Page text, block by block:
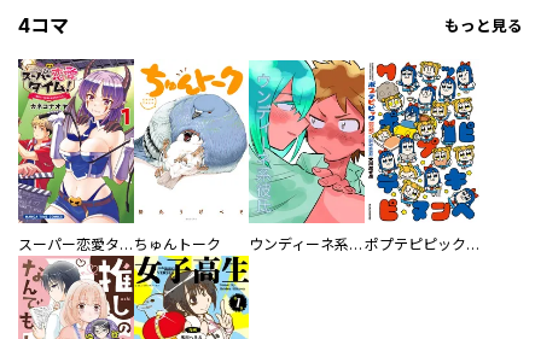
4コマ もっと見る
スーパー恋愛タイム！～現場でドＳな彼女は自宅でデレる～ ちゅんトーク ウンディーネ系彼氏 ポプテピピック SEASON EIGHT